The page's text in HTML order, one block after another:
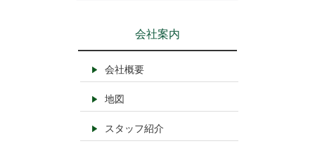
会社案内
会社概要
地図
スタッフ紹介